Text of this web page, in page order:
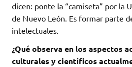
dicen: ponte la “camiseta” por la
de Nuevo León. Es formar parte
intelectuales.
¿Qué observa en los aspectos
culturales y científicos